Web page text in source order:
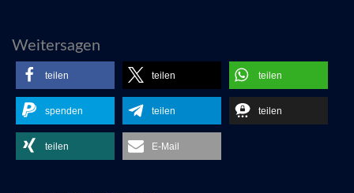
Weitersagen
teilen teilen teilen
spenden teilen teilen
teilen E-Mail